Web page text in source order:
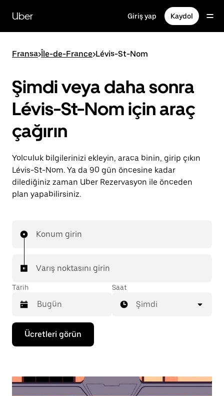
içeriğe
gidinUber Giriş yap Kaydol
Fransa>Île-de-France>Lévis-St-Nom
Şimdi veya daha sonra
Lévis-St-Nom için araç
çağırın
Yolculuk bilgilerinizi ekleyin, araca binin, girip çıkın
Lévis-St-Nom. Ya da 90 gün öncesine kadar
dilediğiniz zaman Uber Rezervasyon ile önceden
plan yapabilirsiniz.
Konum girin
Varış noktasını girin
Tarih
Takvimle
etkileşime
geçmek
seçmek
Saat
Şimdi
Ücretleri görün